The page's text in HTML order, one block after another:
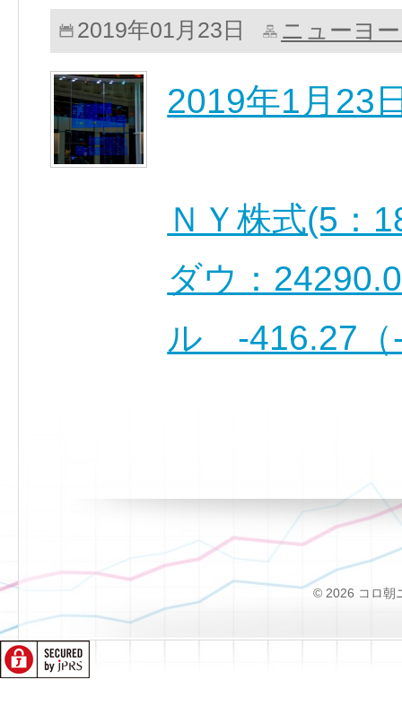
2019年01月23日 ニューヨ
2019年1月23
ＮＹ株式(5：
ダウ：
ル -416.27
© 2026 コロ朝